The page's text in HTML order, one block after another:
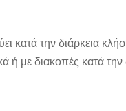
κατά την διάρκεια
ή με διακοπές κατά την